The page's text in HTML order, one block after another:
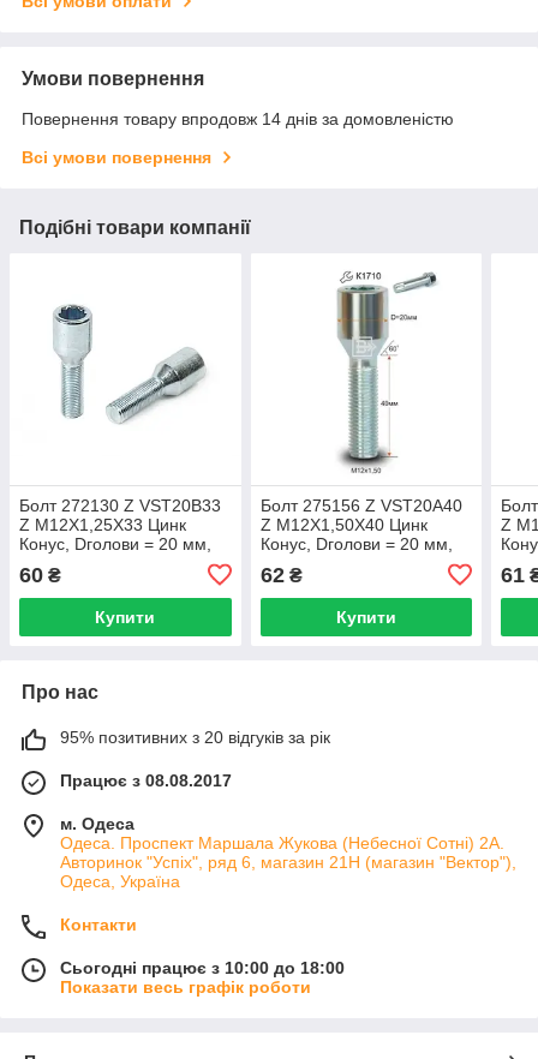
Умови повернення
Повернення товару впродовж 14 днів за домовленістю
Всі умови повернення
Подібні товари компанії
Болт 272130 Z VST20B33
Z M12X1,25X33 Цинк
Конус, Dголови = 20 мм,
60 ₴
Купити
Болт 275156 Z VST20A40
Z M12X1,50X40 Цинк
Конус, Dголови = 20 мм,
внутр. 10 промінь. Зірка
62₴
Купити
Z
61
Про нас
95% позитивних з 20 відгуків за рік
Працює з 08.08.2017
м. Одеса
Одеса. Проспект Маршала Жукова (Небесної Сотні) 2А.
Авторинок "Успіх", ряд 6, магазин 21Н (магазин "Вектор"),
Одеса, Україна
Контакти
Сьогодні працює з 10:00 до 18:00
Показати весь графік роботи